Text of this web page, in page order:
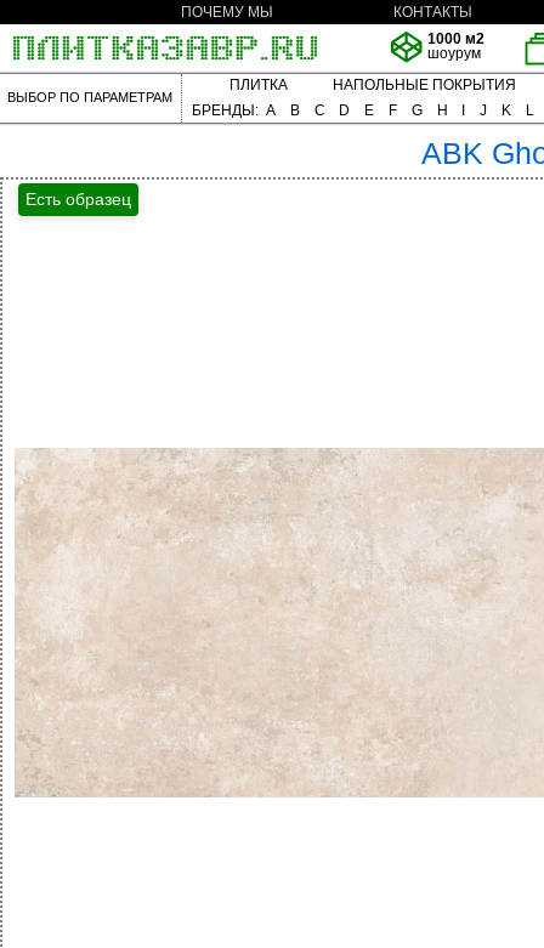
ПОЧЕМУ МЫ
КОНТАКТЫ
1000 м2
шоурум
ВЫБОР ПО ПАРАМЕТРАМ
ПЛИТКА
НАПОЛЬНЫЕ ПОКРЫТИЯ
БРЕНДЫ: A B C D E F G H J K L
ABK
Есть образец